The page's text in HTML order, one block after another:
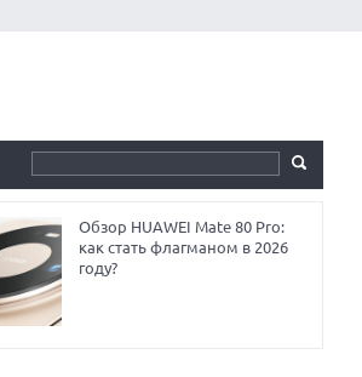
Обзор HUAWEI Mate 80 Pro:
как стать флагманом в 2026
году?